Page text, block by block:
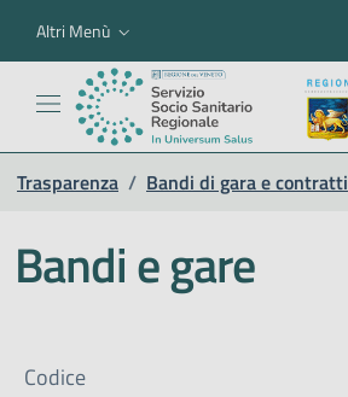
Altri Menù
Trasparenza / Bandi di gara e contratti
Bandi e gare
Codice